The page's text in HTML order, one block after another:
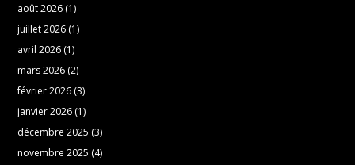
août 2026 (1)
juillet 2026 (1)
avril 2026 (1)
mars 2026 (2)
février 2026 (3)
janvier 2026 (1)
décembre 2025 (3)
novembre 2025 (4)